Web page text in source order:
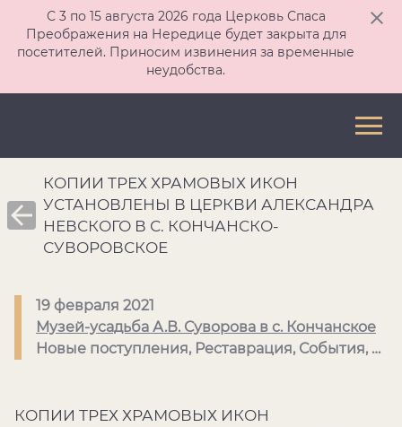
С 3 по 15 августа 2026 года Церковь Спаса
Преображения на Нередице будет закрыта для
посетителей. Приносим извинения за временные
неудобства.
КОПИИ ТРЕХ ХРАМОВЫХ ИКОН
УСТАНОВЛЕНЫ В ЦЕРКВИ АЛЕКСАНДРА
НЕВСКОГО В С. КОНЧАНСКО-
СУВОРОВСКОЕ
19 февраля 2021
Музей-усадьба А.В. Суворова в с. Кончанское
Новые поступления, Реставрация, События, Суворов
КОПИИ ТРЕХ ХРАМОВЫХ ИКОН